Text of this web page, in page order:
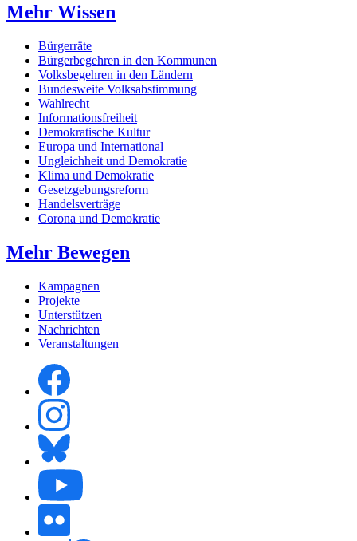
Mehr Wissen
Bürgerräte
Bürgerbegehren in den Kommunen
Volksbegehren in den Ländern
Bundesweite Volksabstimmung
Wahlrecht
Informationsfreiheit
Demokratische Kultur
Europa und International
Ungleichheit und Demokratie
Klima und Demokratie
Gesetzgebungsreform
Handelsverträge
Corona und Demokratie
Mehr Bewegen
Kampagnen
Projekte
Unterstützen
Nachrichten
Veranstaltungen